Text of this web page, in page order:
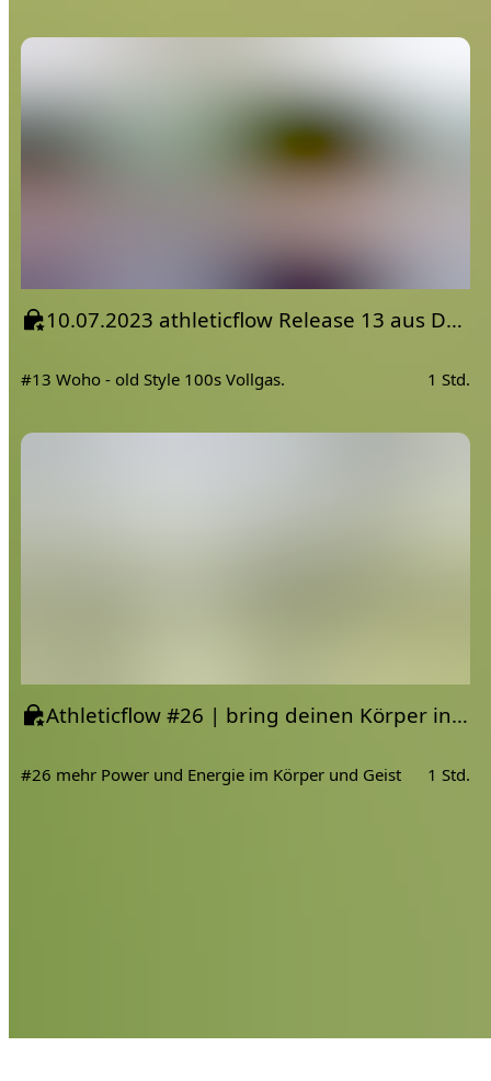
10.07.2023 athleticflow Release 13 aus Deutschland
#13 Woho - old Style 100s Vollgas. 1 Std.
Athleticflow #26 | bring deinen Körper in Wallung
#26 mehr Power und Energie im Körper und Geist 1 Std.